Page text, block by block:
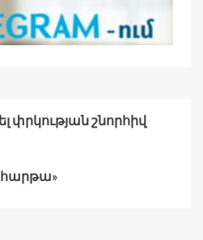
փրկության շնորհիվ